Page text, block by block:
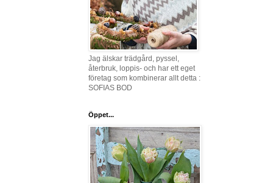
Jag älskar trädgård, pyssel,
återbruk, loppis- och har ett eget
företag som kombinerar allt detta :
SOFIAS BOD
Öppet...